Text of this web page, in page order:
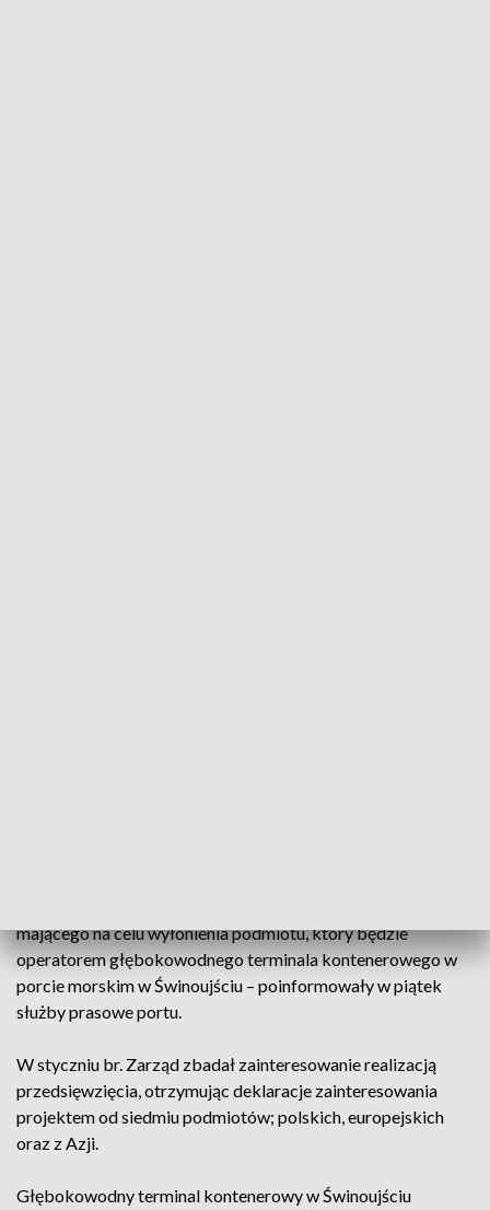
mającego na celu wyłonienia podmiotu, który będzie
operatorem głębokowodnego terminala kontenerowego w
porcie morskim w Świnoujściu – poinformowały w piątek
służby prasowe portu.
W styczniu br. Zarząd zbadał zainteresowanie realizacją
przedsięwzięcia, otrzymując deklaracje zainteresowania
projektem od siedmiu podmiotów; polskich, europejskich
oraz z Azji.
Głębokowodny terminal kontenerowy w Świnoujściu